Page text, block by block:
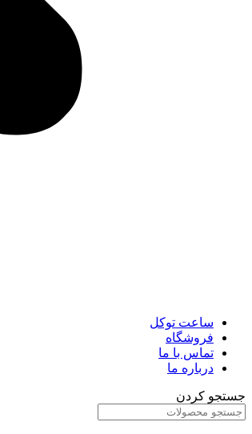
ساعت توکل
فروشگاه
تماس با ما
درباره ما
جستجو کردن